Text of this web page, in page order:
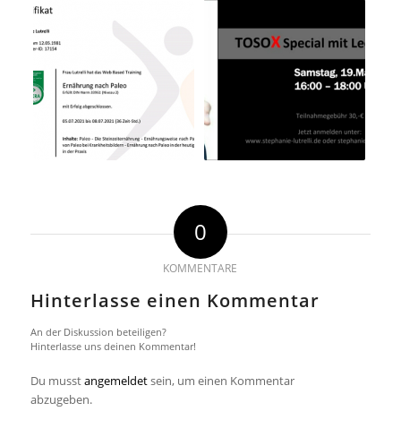
0
KOMMENTARE
Hinterlasse einen Kommentar
An der Diskussion beteiligen?
Hinterlasse uns deinen Kommentar!
Du musstangemeldetsein, um einen Kommentar
abzugeben.